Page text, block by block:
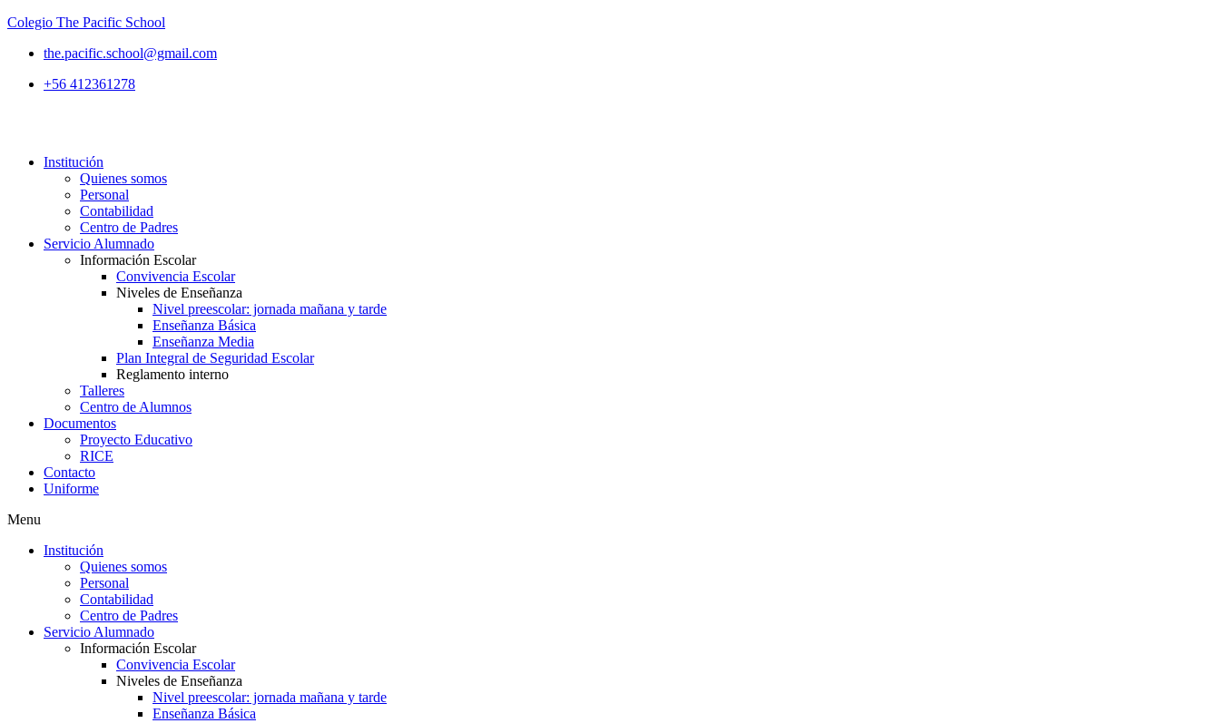
Colegio The Pacific School
the.pacific.school@gmail.com
+56 412361278
Institución
Quienes somos
Personal
Contabilidad
Centro de Padres
Servicio Alumnado
Información Escolar
Convivencia Escolar
Niveles de Enseñanza
Nivel preescolar: jornada mañana y tarde
Enseñanza Básica
Enseñanza Media
Plan Integral de Seguridad Escolar
Reglamento interno
Talleres
Centro de Alumnos
Documentos
Proyecto Educativo
RICE
Contacto
Uniforme
Menu
Institución
Quienes somos
Personal
Contabilidad
Centro de Padres
Servicio Alumnado
Información Escolar
Convivencia Escolar
Niveles de Enseñanza
Nivel preescolar: jornada mañana y tarde
Enseñanza Básica